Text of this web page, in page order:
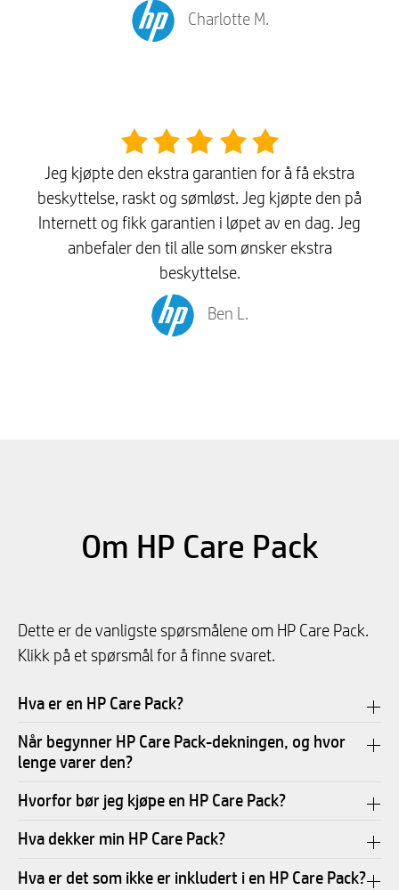
Charlotte M.
Jeg kjøpte den ekstra garantien for å få ekstra
beskyttelse, raskt og sømløst. Jeg kjøpte den på
Internett og fikk garantien i løpet av en dag. Jeg
anbefaler den til alle som ønsker ekstra
beskyttelse.
Ben L.
Om HP Care Pack
Dette er de vanligste spørsmålene om HP Care Pack.
Klikk på et spørsmål for å finne svaret.
Hva er en HP Care Pack?
Når begynner HP Care Pack-dekningen, og hvor
lenge varer den?
Hvorfor bør jeg kjøpe en HP Care Pack?
Hva dekker min HP Care Pack?
Hva er det som ikke er inkludert i en HP Care Pack?